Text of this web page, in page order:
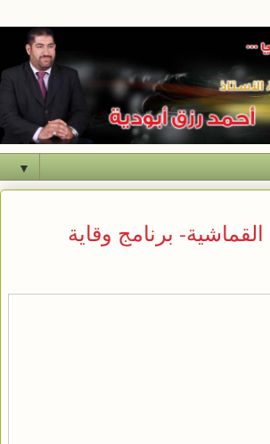
▼
برنامج وقاية